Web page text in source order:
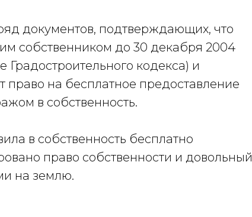
документов, подтверждающих, что
собственником до 30 декабря 2004
Градостроительного кодекса) и
право на бесплатное предоставление
в собственность.
в собственность бесплатно
право собственности и довольный
на землю.